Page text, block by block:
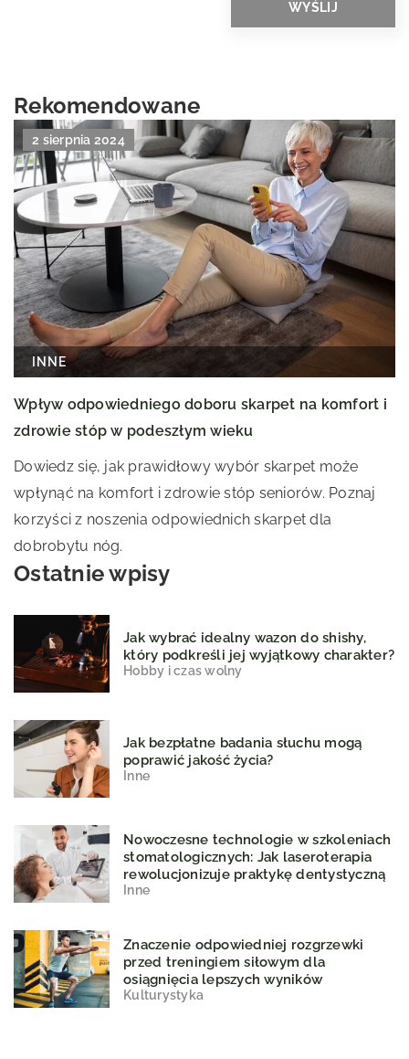
Rekomendowane
2 sierpnia 2024
INNE
Wpływ odpowiedniego doboru skarpet na komfort i
zdrowie stóp w podeszłym wieku
Dowiedz się, jak prawidłowy wybór skarpet może
wpłynąć na komfort i zdrowie stóp seniorów. Poznaj
korzyści z noszenia odpowiednich skarpet dla
dobrobytu nóg.
Ostatnie wpisy
Jak wybrać idealny wazon do shishy,
który podkreśli jej wyjątkowy charakter?
Hobby i czas wolny
Jak bezpłatne badania słuchu mogą
poprawić jakość życia?
Inne
Nowoczesne technologie w szkoleniach
stomatologicznych: Jak laseroterapia
rewolucjonizuje praktykę dentystyczną
Inne
Znaczenie odpowiedniej rozgrzewki
przed treningiem siłowym dla
osiągnięcia lepszych wyników
Kulturystyka